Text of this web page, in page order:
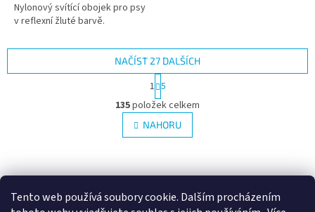
Tento web používá soubory cookie. Dalším procházením
Nylonový svítící obojek pro psy
v reflexní žluté barvě.
O
v
l
á
c
í
p
NAČÍST 27 DALŠÍCH
t
r
á
n
k
á
í
1 5
135položek celkem
NAHORU
á